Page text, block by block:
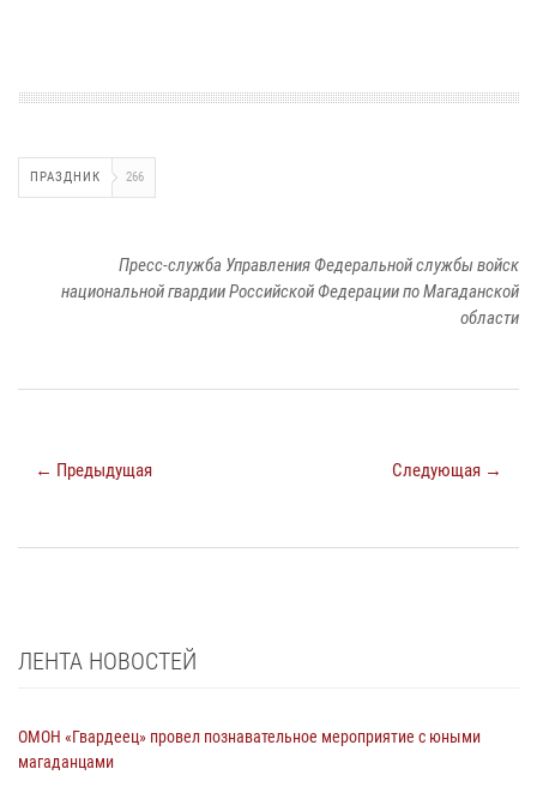
ПРАЗДНИК 266
Пресс-служба Управления Федеральной службы войск
национальной гвардии Российской Федерации по Магаданской
области
← Предыдущая Следующая →
ЛЕНТА НОВОСТЕЙ
ОМОН «Гвардеец» провел познавательное мероприятие с юными
магаданцами